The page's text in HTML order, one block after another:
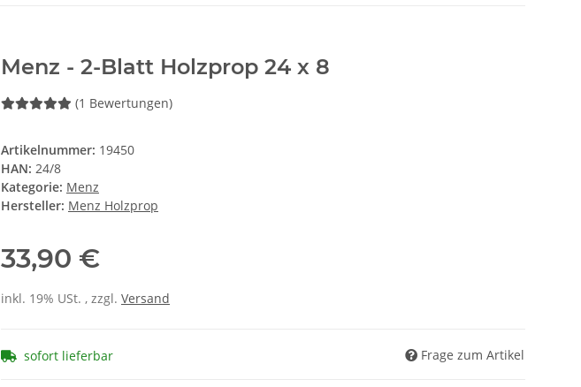
Menz - 2-Blatt Holzprop 24 x 8
(1 Bewertungen)
Artikelnummer: 19450
HAN: 24/8
Kategorie: Menz
Hersteller: Menz Holzprop
33,90 €
inkl. 19% USt. , zzgl. Versand
sofort lieferbar Frage zum Artikel